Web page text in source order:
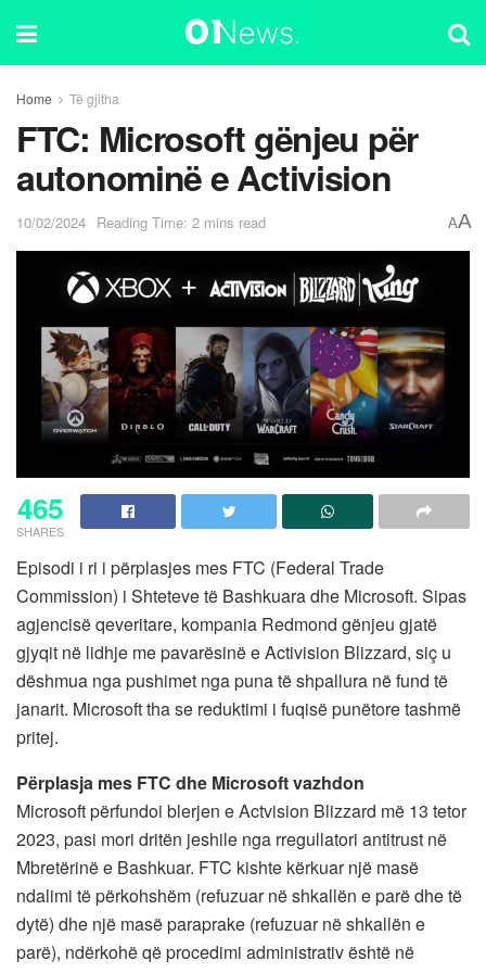
Home Të gjitha
FTC: Microsoft gënjeu për
autonominë e Activision
10/02/2024 Reading Time: 2 mins read AA
465
SHARES
Episodi i ri i përplasjes mes FTC (Federal Trade
Commission) i Shteteve të Bashkuara dhe Microsoft. Sipas
agjencisë qeveritare, kompania Redmond gënjeu gjatë
gjyqit në lidhje me pavarësinë e Activision Blizzard, siç u
dëshmua nga pushimet nga puna të shpallura në fund të
janarit. Microsoft tha se reduktimi i fuqisë punëtore tashmë
pritej.
Përplasja mes FTC dhe Microsoft vazhdon
Microsoft përfundoi blerjen e Actvision Blizzard më 13 tetor
2023, pasi mori dritën jeshile nga rregullatori antitrust në
Mbretërinë e Bashkuar. FTC kishte kërkuar një masë
ndalimi të përkohshëm (refuzuar në shkallën e parë dhe të
dytë) dhe një masë paraprake (refuzuar në shkallën e
parë), ndërkohë që procedimi administrativ është në